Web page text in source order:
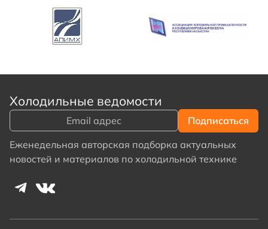
Холодильные ведомости
Еженедельная авторская подборка актуальных
новостей и материалов по холодильной технике